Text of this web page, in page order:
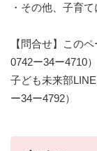
・その他、子育
【問合せ】この
0742ー34ー4710）
子ども未来部
ー34ー4792）